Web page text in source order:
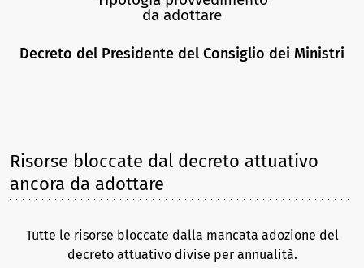
da adottare
Decreto del Presidente del Consiglio dei Ministri
Risorse bloccate dal decreto attuativo
ancora da adottare
Tutte le risorse bloccate dalla mancata adozione del
decreto attuativo divise per annualità.